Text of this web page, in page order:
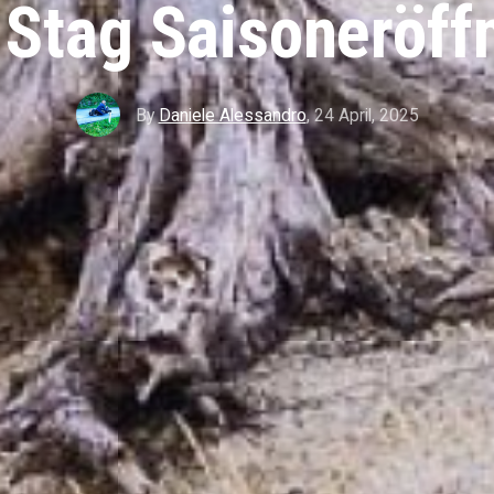
ByDaniele Alessandro,24 April, 2025